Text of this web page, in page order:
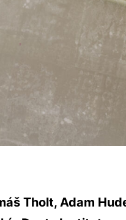
Tholt, Adam